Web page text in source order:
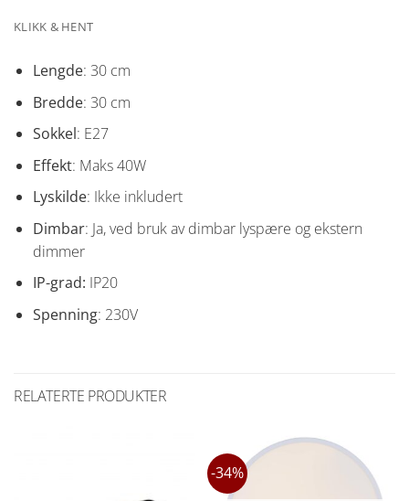
KLIKK & HENT
Lengde: 30 cm
Bredde: 30 cm
Sokkel: E27
Effekt: Maks 40W
Lyskilde: Ikke inkludert
Dimbar: Ja, ved bruk av dimbar lyspære og ekstern
dimmer
IP-grad: IP20
Spenning: 230V
RELATERTE PRODUKTER
-34%